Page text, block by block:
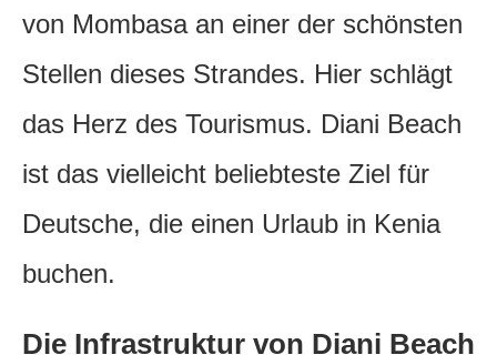
von Mombasa an einer der schönsten
Stellen dieses Strandes. Hier schlägt
das Herz des Tourismus. Diani Beach
ist das vielleicht beliebteste Ziel für
Deutsche, die einen Urlaub in Kenia
buchen.
Die Infrastruktur von Diani Beach